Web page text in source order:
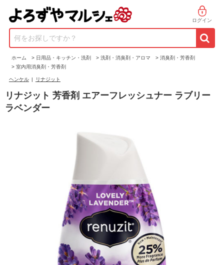
ログイン
何をお探しですか？
ホーム > 日用品・キッチン・洗剤 > 洗剤・消臭剤・アロマ > 消臭剤・芳香剤
> 室内用消臭剤・芳香剤
ヘンケル | リナジット
リナジット 芳香剤 エアーフレッシュナー ラブリー
ラベンダー